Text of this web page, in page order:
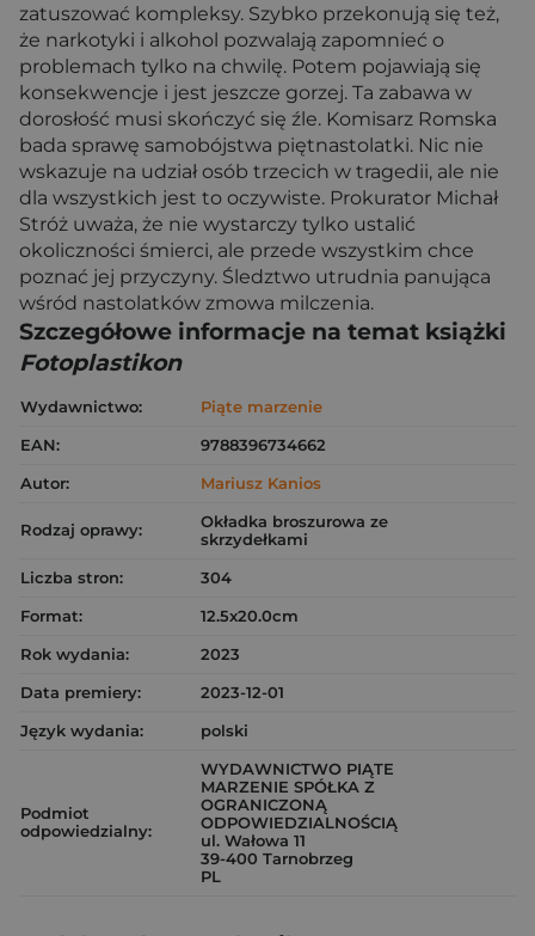
zatuszować kompleksy. Szybko przekonują się też,
że narkotyki i alkohol pozwalają zapomnieć o
problemach tylko na chwilę. Potem pojawiają się
konsekwencje i jest jeszcze gorzej. Ta zabawa w
dorosłość musi skończyć się źle. Komisarz Romska
bada sprawę samobójstwa piętnastolatki. Nic nie
wskazuje na udział osób trzecich w tragedii, ale nie
dla wszystkich jest to oczywiste. Prokurator Michał
Stróż uważa, że nie wystarczy tylko ustalić
okoliczności śmierci, ale przede wszystkim chce
poznać jej przyczyny. Śledztwo utrudnia panująca
wśród nastolatków zmowa milczenia.
Szczegółowe informacje na temat książki
Fotoplastikon
Wydawnictwo:
Piąte marzenie
EAN:
9788396734662
Autor:
Mariusz Kanios
Rodzaj oprawy:
Okładka broszurowa ze
skrzydełkami
Liczba stron:
304
Format:
12.5x20.0cm
Rok wydania:
2023
Data premiery:
2023-12-01
Język wydania:
polski
Podmiot
odpowiedzialny:
WYDAWNICTWO PIĄTE
MARZENIE SPÓŁKA Z
OGRANICZONĄ
ODPOWIEDZIALNOŚCIĄ
ul. Wałowa 11
39-400 Tarnobrzeg
PL